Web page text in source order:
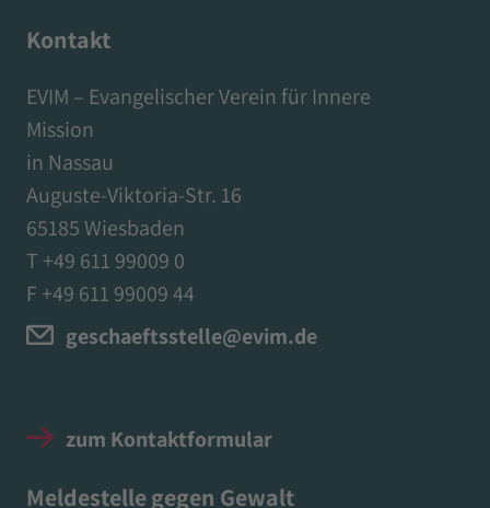
Kontakt
EVIM – Evangelischer Verein für Innere
Mission
in Nassau
Auguste-Viktoria-Str. 16
65185 Wiesbaden
T +49 611 99009 0
F +49 611 99009 44
geschaeftsstelle@evim.de
zum Kontaktformular
Meldestelle gegen Gewalt